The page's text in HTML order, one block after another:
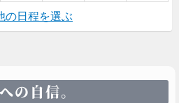
の日程を選ぶ
の自信。